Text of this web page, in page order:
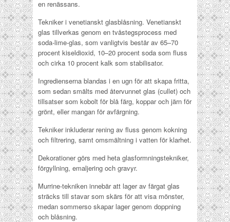
en renässans.
Tekniker i venetianskt glasblåsning. Venetianskt
glas tillverkas genom en tvåstegsprocess med
soda-lime-glas, som vanligtvis består av 65–70
procent kiseldioxid, 10–20 procent soda som fluss
och cirka 10 procent kalk som stabilisator.
Ingredienserna blandas i en ugn för att skapa fritta,
som sedan smälts med återvunnet glas (cullet) och
tillsatser som kobolt för blå färg, koppar och järn för
grönt, eller mangan för avfärgning.
Tekniker inkluderar rening av fluss genom kokning
och filtrering, samt omsmältning i vatten för klarhet.
Dekorationer görs med heta glasformningstekniker,
förgyllning, emaljering och gravyr.
Murrine-tekniken innebär att lager av färgat glas
sträcks till stavar som skärs för att visa mönster,
medan sommerso skapar lager genom doppning
och blåsning.